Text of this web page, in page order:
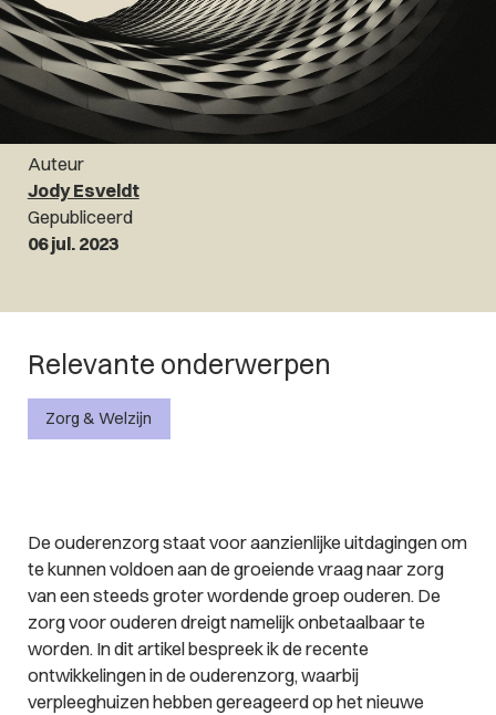
Auteur
Jody Esveldt
Gepubliceerd
06 jul. 2023
Relevante onderwerpen
Zorg & Welzijn
De ouderenzorg staat voor aanzienlijke uitdagingen om
te kunnen voldoen aan de groeiende vraag naar zorg
van een steeds groter wordende groep ouderen. De
zorg voor ouderen dreigt namelijk onbetaalbaar te
worden. In dit artikel bespreek ik de recente
ontwikkelingen in de ouderenzorg, waarbij
verpleeghuizen hebben gereageerd op het nieuwe